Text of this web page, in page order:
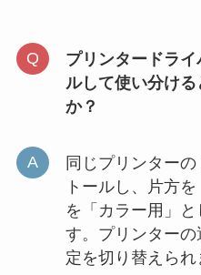
プリンタードラ
ルして使い分け
か？
同じプリンター
トールし、片方
を「カラー用」
す。プリンター
定を切り替えられ